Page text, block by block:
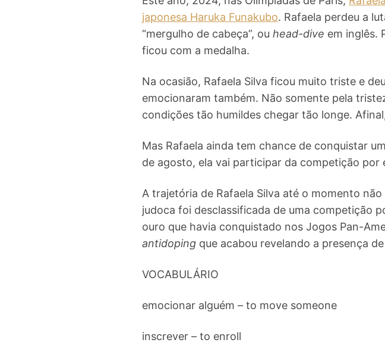
japonesa Haruka Funakubo. Rafaela perdeu a
“mergulho de cabeça”, ouhead-dive em inglês.
ficou com a medalha.
Na ocasião, Rafaela Silva ficou muito triste e
emocionaram também. Não somente pela
condições tão humildes chegar tão longe.
Mas Rafaela ainda tem chance de conquistar
de agosto, ela vai participar da competição por
A trajetória de Rafaela Silva até o momento
judoca foi desclassificada de uma competição
ouro que havia conquistado nos Jogos Pan-
antidoping que acabou revelando a presença
VOCABULÁRIO
emocionar alguém – to move someone
inscrever – to enroll